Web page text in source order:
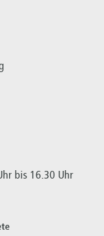
bis 16.30 Uhr